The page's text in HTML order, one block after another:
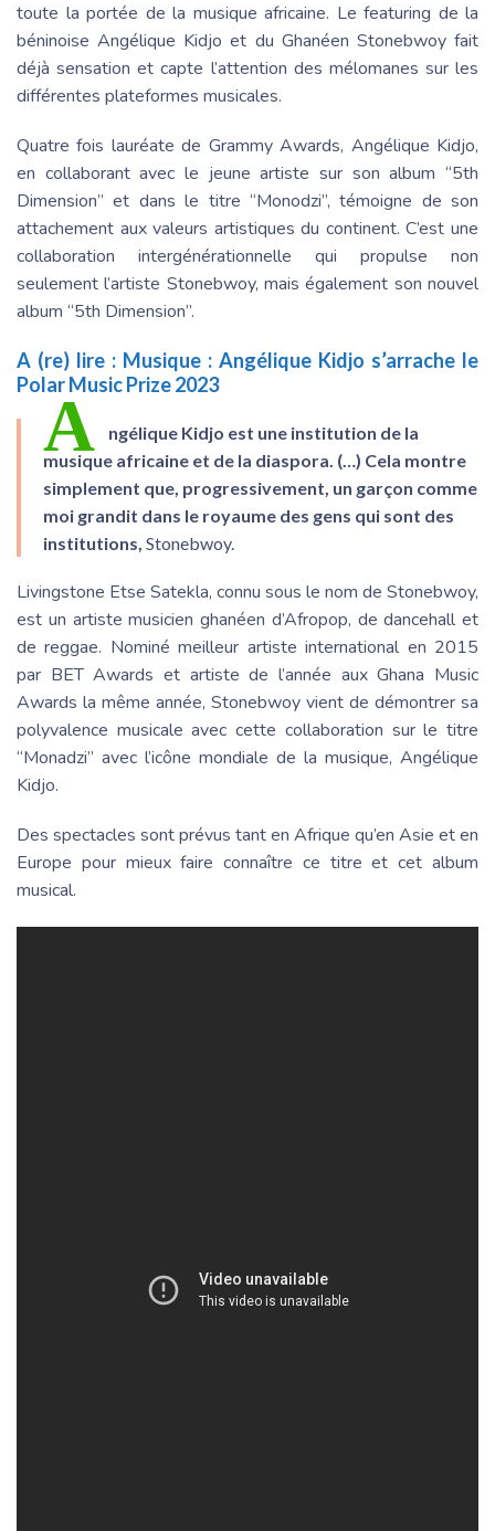
toute la portée de la musique africaine. Le featuring de la
béninoise Angélique Kidjo et du Ghanéen Stonebwoy fait
déjà sensation et capte l’attention des mélomanes sur les
différentes plateformes musicales.
Quatre fois lauréate de Grammy Awards, Angélique Kidjo,
en collaborant avec le jeune artiste sur son album “5th
Dimension” et dans le titre “Monodzi”, témoigne de son
attachement aux valeurs artistiques du continent. C’est une
collaboration intergénérationnelle qui propulse non
seulement l’artiste Stonebwoy, mais également son nouvel
album “5th Dimension”.
A (re) lire : Musique : Angélique Kidjo s’arrache le
Polar Music Prize 2023
A
ngélique Kidjo est une institution de la
musique africaine et de la diaspora. (…) Cela montre
simplement que, progressivement, un garçon comme
moi grandit dans le royaume des gens qui sont des
institutions, Stonebwoy.
Livingstone Etse Satekla, connu sous le nom de Stonebwoy,
est un artiste musicien ghanéen d’Afropop, de dancehall et
de reggae. Nominé meilleur artiste international en 2015
par BET Awards et artiste de l’année aux Ghana Music
Awards la même année, Stonebwoy vient de démontrer sa
polyvalence musicale avec cette collaboration sur le titre
“Monadzi” avec l’icône mondiale de la musique, Angélique
Kidjo.
Des spectacles sont prévus tant en Afrique qu’en Asie et en
Europe pour mieux faire connaître ce titre et cet album
musical.